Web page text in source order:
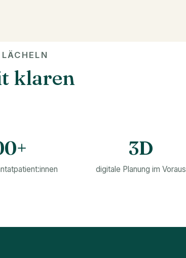
klaren
3D
digitale Planung im Voraus